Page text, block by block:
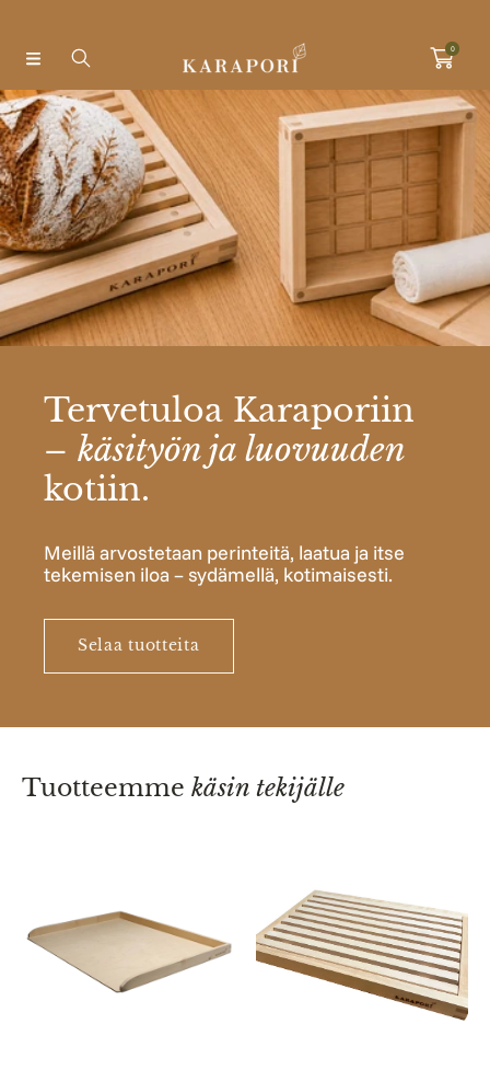
0
Tervetuloa Karaporiin
– käsityön ja luovuuden
kotiin.
Meillä arvostetaan perinteitä, laatua ja itse
tekemisen iloa – sydämellä, kotimaisesti.
Selaa tuotteita
Tuotteemme käsin tekijälle